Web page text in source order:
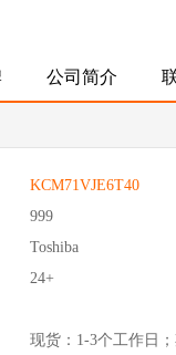
公司简介
KCM71VJE6T40
999
Toshiba
24+
现货：1-3个工作日